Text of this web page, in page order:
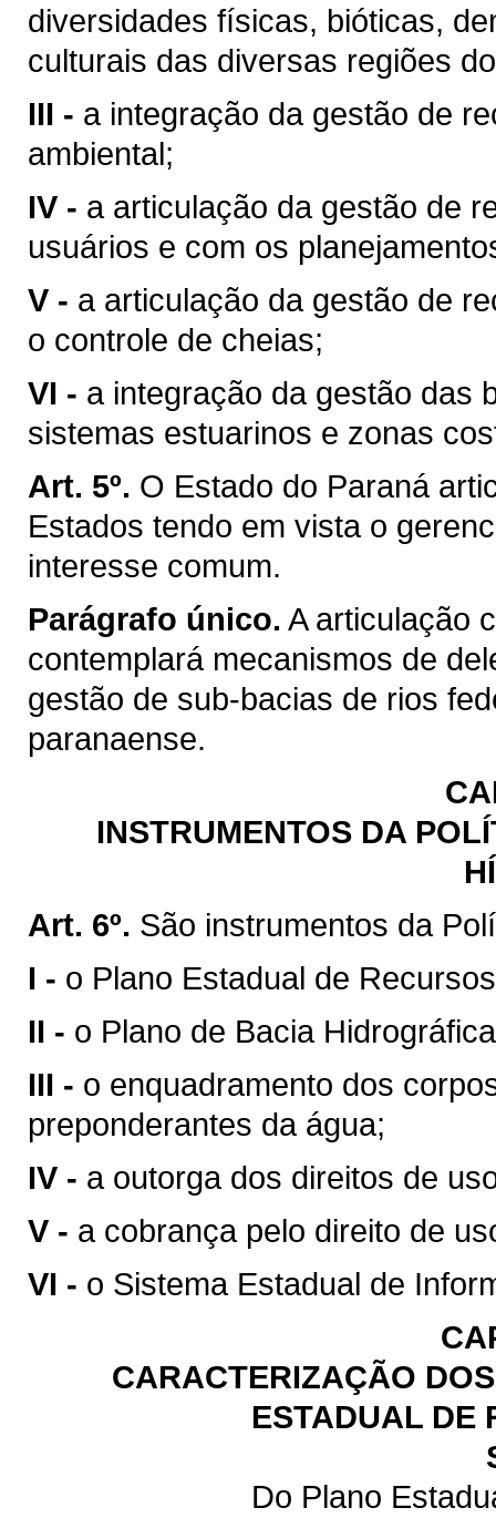
diversidades físicas, bióticas,
culturais das diversas regiões
III - a integração da gestão de
ambiental;
IV - a articulação da gestão de
usuários e com os
V - a articulação da gestão de
o controle de cheias;
VI - a integração da gestão das
sistemas estuarinos e zonas
Art. 5º. O Estado do Paraná
Estados tendo em vista o
interesse comum.
Parágrafo único. A articulação
contemplará mecanismos de
gestão de sub-bacias de rios
paranaense.
INSTRUMENTOS DA
Art. 6º. São instrumentos da
I - o Plano Estadual de
II - o Plano de Bacia
III - o enquadramento dos
preponderantes da água;
IV - a outorga dos direitos de
V - a cobrança pelo direito de
VI - o Sistema Estadual de
CARACTERIZAÇÃO
ESTADUAL DE
Do Plano